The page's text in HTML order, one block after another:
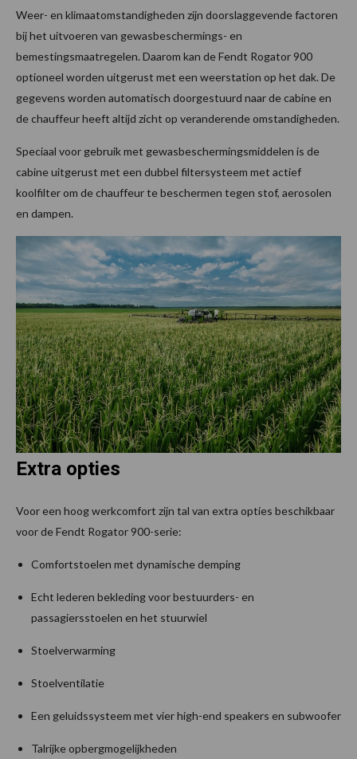
Weer- en klimaatomstandigheden zijn doorslaggevende factoren
bij het uitvoeren van gewasbeschermings- en
bemestingsmaatregelen. Daarom kan de Fendt Rogator 900
optioneel worden uitgerust met een weerstation op het dak. De
gegevens worden automatisch doorgestuurd naar de cabine en
de chauffeur heeft altijd zicht op veranderende omstandigheden.
Speciaal voor gebruik met gewasbeschermingsmiddelen is de
cabine uitgerust met een dubbel filtersysteem met actief
koolfilter om de chauffeur te beschermen tegen stof, aerosolen
en dampen.
Extra opties
Voor een hoog werkcomfort zijn tal van extra opties beschikbaar
voor de Fendt Rogator 900-serie:
Comfortstoelen met dynamische demping
Echt lederen bekleding voor bestuurders- en
passagiersstoelen en het stuurwiel
Stoelverwarming
Stoelventilatie
Een geluidssysteem met vier high-end speakers en subwoofer
Talrijke opbergmogelijkheden